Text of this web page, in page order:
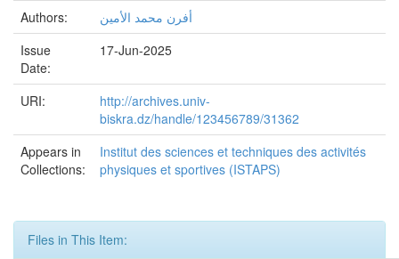
Authors:
أفرن محمد الأمين
Issue
Date:
17-Jun-2025
URI:
http://archives.univ-
biskra.dz/handle/123456789/31362
Appears in
Collections:
Institut des sciences et techniques des activités
physiques et sportives (ISTAPS)
Files in This Item: